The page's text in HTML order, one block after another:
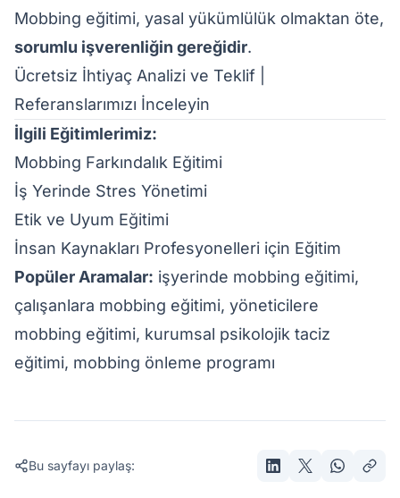
Mobbing eğitimi, yasal yükümlülük olmaktan öte,
sorumlu işverenliğin gereğidir.
Ücretsiz İhtiyaç Analizi ve Teklif
Referanslarımızı İnceleyin
İlgili Eğitimlerimiz:
Mobbing Farkındalık Eğitimi
İş Yerinde Stres Yönetimi
Etik ve Uyum Eğitimi
İnsan Kaynakları Profesyonelleri için Eğitim
Popüler Aramalar: işyerinde mobbing eğitimi,
çalışanlara mobbing eğitimi, yöneticilere
mobbing eğitimi, kurumsal psikolojik taciz
eğitimi, mobbing önleme programı
Bu sayfayı paylaş: